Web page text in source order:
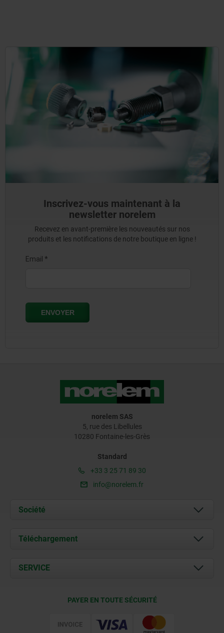
Inscrivez-vous maintenant à la
newsletter norelem
Recevez en avant-première les nouveautés sur nos
produits et les notifications de notre boutique en ligne !
norelem SAS
5, rue des Libellules
10280 Fontaine-les-Grès
Standard
+33 3 25 71 89 30
info@norelem.fr
Société
À propos de nous
Contact
Téléchargement
Documents
SERVICE
PAYER EN TOUTE SÉCURITÉ